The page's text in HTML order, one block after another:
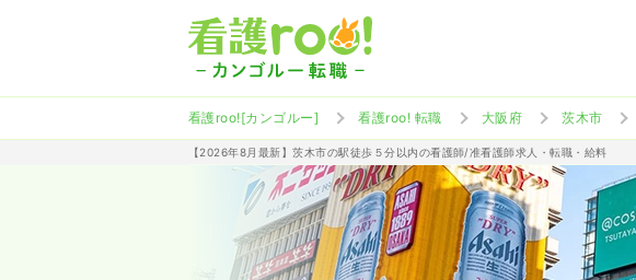
看護roo![カンゴルー] 看護roo! 転職 大阪府 茨木市
【2026年8月最新】茨木市の駅徒歩５分以内の看護師/准看護師求人・転職・給料